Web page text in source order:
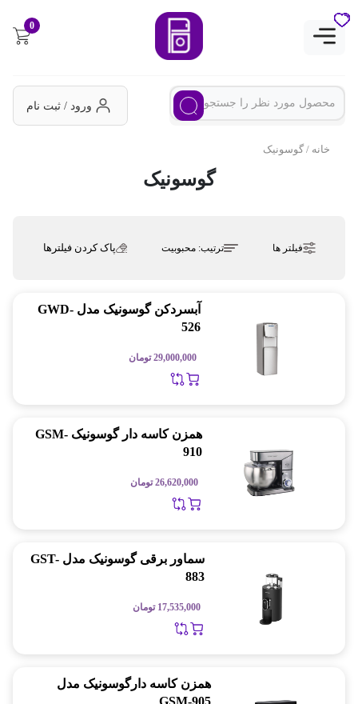
0
ورود / ثبت نام
خانه / گوسونیک
گوسونیک
فیلتر ها ترتیب:محبوبیت پاک کردن فیلترها
آبسردکن گوسونیک مدل GWD-
526
29,000,000 تومان
همزن کاسه دار گوسونیک GSM-
910
26,620,000 تومان
سماور برقی گوسونیک مدل GST-
883
17,535,000 تومان
همزن کاسه دارگوسونیک مدل
GSM-905